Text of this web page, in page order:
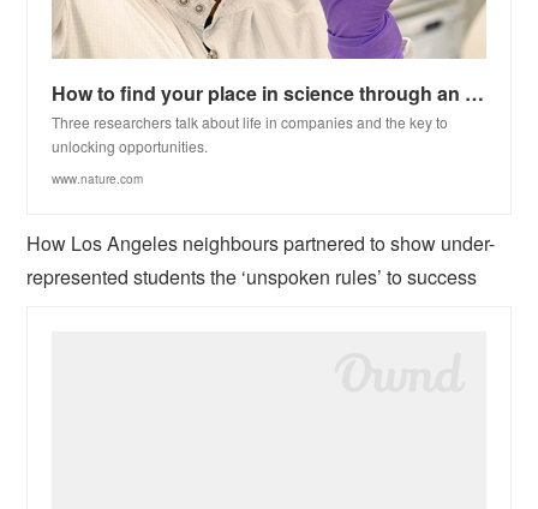
How to find your place in science through an industry postdoc
Three researchers talk about life in companies and the key to
unlocking opportunities.
www.nature.com
How Los Angeles neighbours partnered to show under-
represented students the ‘unspoken rules’ to success